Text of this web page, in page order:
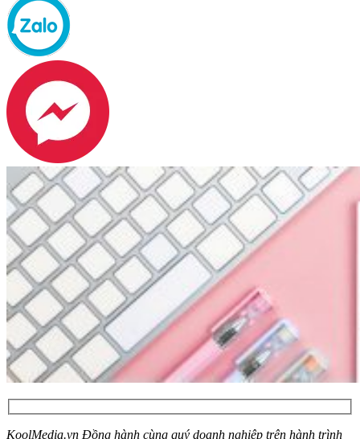
KoolMedia.vn Đồng hành cùng quý doanh nghiệp trên hành trình